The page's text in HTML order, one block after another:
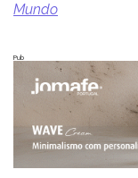
Mundo
Pub